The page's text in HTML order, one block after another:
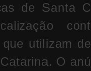
de Santa
utilizam
. O